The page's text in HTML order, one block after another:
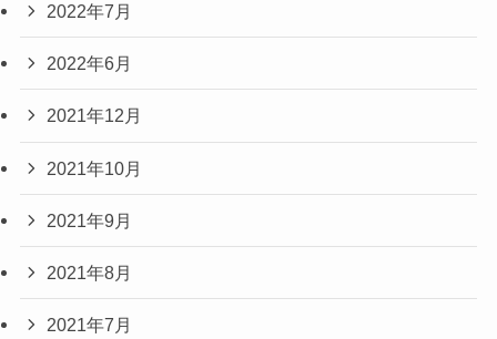
2022年7月
2022年6月
2021年12月
2021年10月
2021年9月
2021年8月
2021年7月